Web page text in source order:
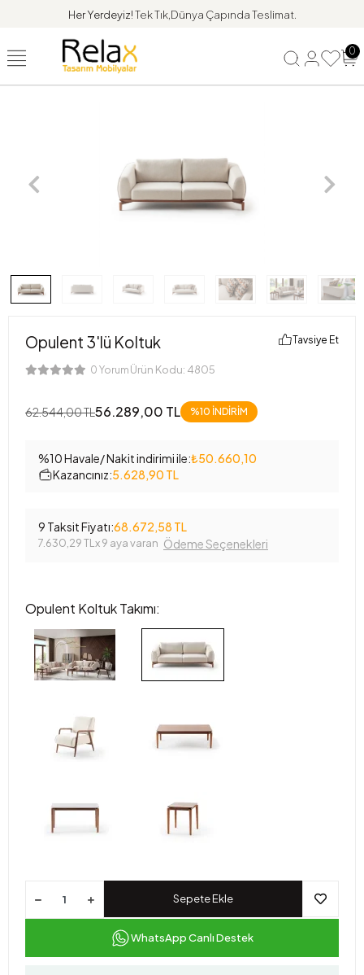
Her Yerdeyiz!Tek Tık,Dünya Çapında Teslimat.
0
Opulent 3'lü Koltuk
0 Yorum Ürün Kodu: 4805
Tavsiye Et
62.544,00 TL56.289,00 TL %10 İNDİRİM
%10 Havale/ Nakit indirimi ile:₺50.660,10
Kazancınız:5.628,90 TL
9 Taksit Fiyatı:68.672,58 TL
7.630,29 TL x 9 aya varan Ödeme Seçenekleri
Opulent Koltuk Takımı:
Sepete Ekle
WhatsApp Canlı Destek